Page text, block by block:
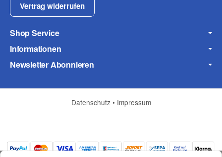
Frage zum Artikel
Ihre Frage
Vertrag widerrufen
Shop Service
Informationen
Newsletter Abonnieren
Datenschutz • Impressum